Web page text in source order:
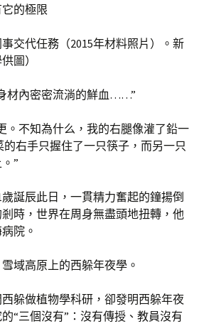
的極限
交代任務（2015年材料照片）。新
圖）
材內密密流淌的鮮血……”
。不知為什么，我的右腿像灌了鉛一
的右手只握住了一只筷子，而另一只
”
歲誕辰此日，一貫精力奮起的鐘揚倒
時，世界在周身無盡頭地扭轉，他
院。
域高原上的西躲年夜學。
躲做植物學科研，卻發明西躲年夜
“三個沒有”：沒有傳授、教員沒有